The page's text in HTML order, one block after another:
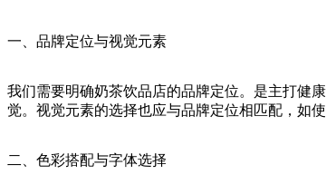
一、品牌定位与视觉元素
我们需要明确奶茶饮品店的品牌定位。是主打健
觉。视觉元素的选择也应与品牌定位相匹配，如
二、色彩搭配与字体选择